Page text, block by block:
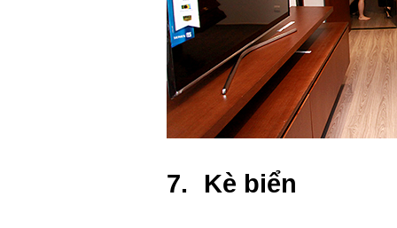
7. Kè biển